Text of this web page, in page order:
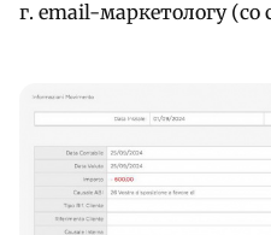
г. email-маркетологу